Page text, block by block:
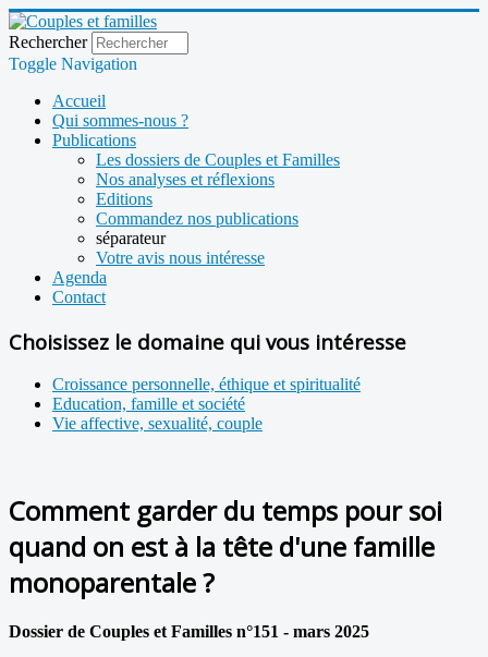
Rechercher
Toggle Navigation
Accueil
Qui sommes-nous ?
Publications
Les dossiers de Couples et Familles
Nos analyses et réflexions
Editions
Commandez nos publications
séparateur
Votre avis nous intéresse
Agenda
Contact
Choisissez le domaine qui vous intéresse
Croissance personnelle, éthique et spiritualité
Education, famille et société
Vie affective, sexualité, couple
Comment garder du temps pour soi
quand on est à la tête d'une famille
monoparentale ?
Dossier de Couples et Familles n°151 - mars 2025